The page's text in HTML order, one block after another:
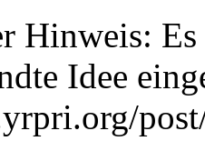
Hinweis:
Idee